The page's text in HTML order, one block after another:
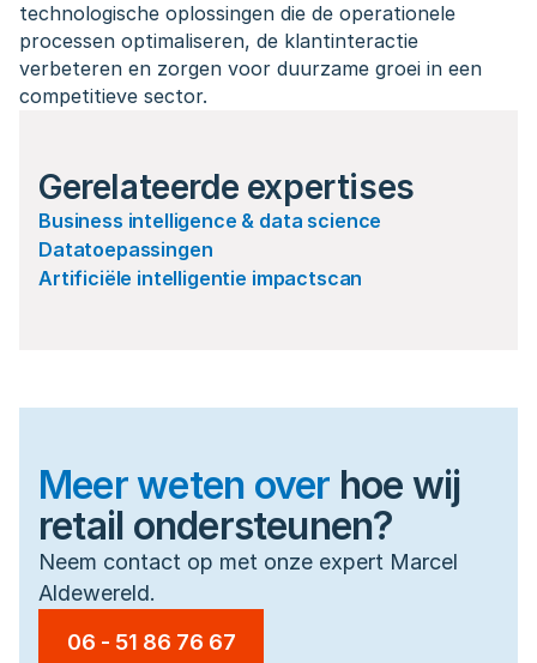
technologische oplossingen die de operationele
processen optimaliseren, de klantinteractie
verbeteren en zorgen voor duurzame groei in een
competitieve sector.
Gerelateerde expertises
Business intelligence & data science
Datatoepassingen
Artificiële intelligentie impactscan
Meer weten over hoe wij
retail ondersteunen?
Neem contact op met onze expert Marcel
Aldewereld.
06 - 51 86 76 67